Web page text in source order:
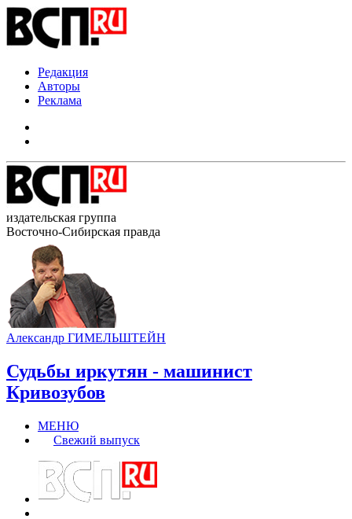
Редакция
Авторы
Реклама
издательская группа
Восточно-Сибирская правда
Александр ГИМЕЛЬШТЕЙН
Судьбы иркутян - машинист
Кривозубов
МЕНЮ
Свежий выпуск